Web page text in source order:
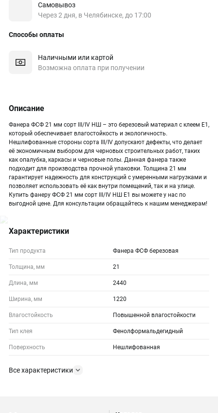
Самовывоз
Через 2 дня, в Челябинске, до 17:00
Способы оплаты
Наличными или картой
Возможна оплата при получении
Описание
Фанера ФСФ 21 мм сорт III/IV НШ – это березовый материал с клеем Е1,
который обеспечивает влагостойкость и экологичность.
Нешлифованные стороны сорта III/IV допускают дефекты, что делает
её экономичным выбором для черновых строительных работ, таких
как опалубка, каркасы и черновые полы. Данная фанера также
подходит для производства прочной упаковки. Толщина 21 мм
гарантирует надежность для конструкций с умеренными нагрузками и
позволяет использовать её как внутри помещений, так и на улице.
Купить фанеру ФСФ 21 мм сорт III/IV НШ Е1 вы можете у нас по
выгодной цене. Для консультации обращайтесь к нашим менеджерам!
Характеристики
Тип продукта Фанера ФСФ березовая
Толщина, мм 21
Длина, мм 2440
Ширина, мм 1220
Влагостойкость Повышенной влагостойкости
Тип клея Фенолформальдегидный
Поверхность Нешлифованная
Все характеристики